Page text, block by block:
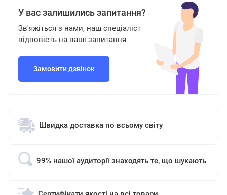
У вас залишились запитання?
Зв'яжіться з нами, наш спеціаліст
відповість на ваші запитання
Замовити дзвінок
Швидка доставка по всьому світу
99% нашої аудиторії знаходять те, що шукають